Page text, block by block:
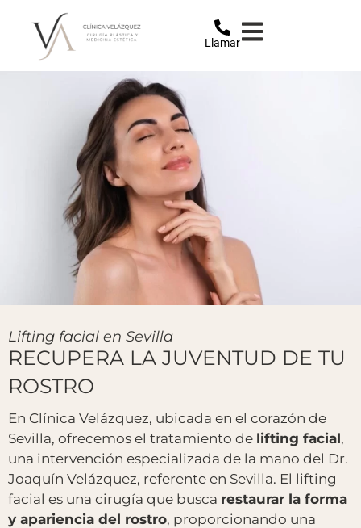
Llamar
Lifting facial en Sevilla
RECUPERA LA JUVENTUD DE TU
ROSTRO
En Clínica Velázquez, ubicada en el corazón de
Sevilla, ofrecemos el tratamiento de lifting facial,
una intervención especializada de la mano del Dr.
Joaquín Velázquez, referente en Sevilla. El lifting
facial es una cirugía que busca restaurar la forma
y apariencia del rostro, proporcionando una